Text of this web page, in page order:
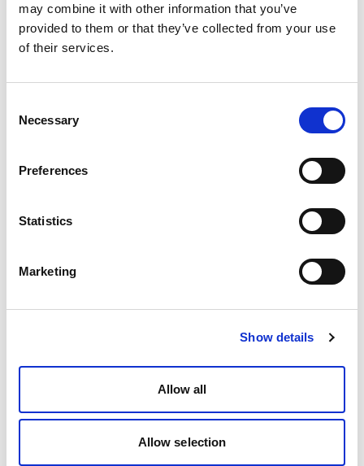
may combine it with other information that you’ve
provided to them or that they’ve collected from your use
of their services.
Selection
Necessary
Preferences
Statistics
Marketing
Show details
Allow all
Allow selection